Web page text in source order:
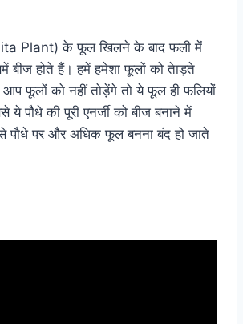
Plant) के फूल खिलने के बाद फली में
बीज होते हैं। हमें हमेशा फूलों को तेाड़ते
आप फूलों को नहीं तोड़ेंगे तो ये फूल ही फलियों
पौधे की पूरी एनर्जी को बीज बनाने में
पर और अधिक फूल बनना बंद हो जाते